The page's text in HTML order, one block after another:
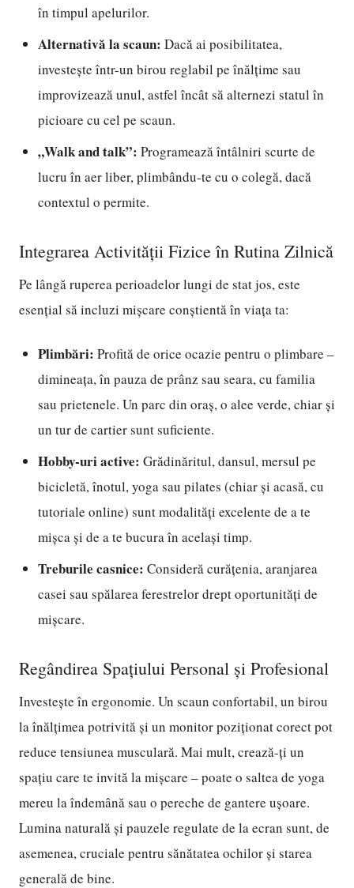
în timpul apelurilor.
Alternativă la scaun: Dacă ai posibilitatea,
investește într-un birou reglabil pe înălțime sau
improvizează unul, astfel încât să alternezi statul în
picioare cu cel pe scaun.
„Walk and talk”: Programează întâlniri scurte de
lucru în aer liber, plimbându-te cu o colegă, dacă
contextul o permite.
Integrarea Activității Fizice în Rutina Zilnică
Pe lângă ruperea perioadelor lungi de stat jos, este
esențial să incluzi mișcare conștientă în viața ta:
Plimbări: Profită de orice ocazie pentru o plimbare –
dimineața, în pauza de prânz sau seara, cu familia
sau prietenele. Un parc din oraș, o alee verde, chiar și
un tur de cartier sunt suficiente.
Hobby-uri active: Grădinăritul, dansul, mersul pe
bicicletă, înotul, yoga sau pilates (chiar și acasă, cu
tutoriale online) sunt modalități excelente de a te
mișca și de a te bucura în același timp.
Treburile casnice: Consideră curățenia, aranjarea
casei sau spălarea ferestrelor drept oportunități de
mișcare.
Regândirea Spațiului Personal și Profesional
Investește în ergonomie. Un scaun confortabil, un birou
la înălțimea potrivită și un monitor poziționat corect pot
reduce tensiunea musculară. Mai mult, crează-ți un
spațiu care te invită la mișcare – poate o saltea de yoga
mereu la îndemână sau o pereche de gantere ușoare.
Lumina naturală și pauzele regulate de la ecran sunt, de
asemenea, cruciale pentru sănătatea ochilor și starea
generală de bine.